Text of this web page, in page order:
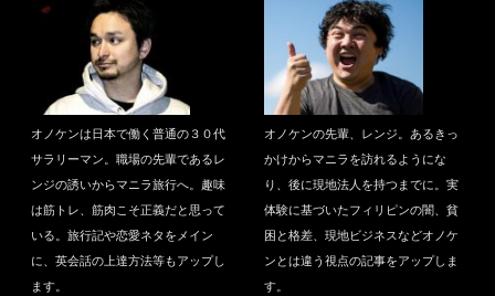
オノケンは日本で働く普通の３０代
サラリーマン。職場の先輩であるレ
ンジの誘いからマニラ旅行へ。趣味
は筋トレ、筋肉こそ正義だと思って
いる。旅行記や恋愛ネタをメイン
に、英会話の上達方法等もアップし
ます。
オノケンの先輩、レンジ。あるきっ
かけからマニラを訪れるようにな
り、後に現地法人を持つまでに。実
体験に基づいたフィリピンの闇、貧
困と格差、現地ビジネスなどオノケ
ンとは違う視点の記事をアップしま
す。